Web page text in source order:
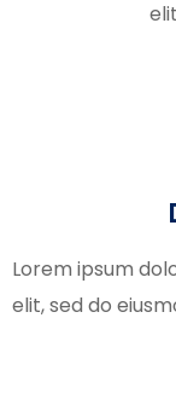
Lorem ipsum
elit, sed do